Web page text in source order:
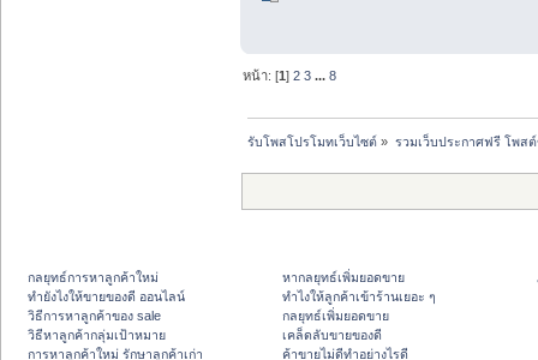
หน้า: [1]2 3 ...8
รับโพสโปรโมทเว็บไซต์ » รวมเว็บประกาศฟรี โพส
กลยุทธ์การหาลูกค้าใหม่
ทํายังไงให้ขายของดี ออนไลน์
วิธีการหาลูกค้าของ sale
วิธีหาลูกค้ากลุ่มเป้าหมาย
การหาลูกค้าใหม่ รักษาลูกค้าเก่า
หากลยุทธ์เพิ่มยอดขาย
ทําไงให้ลูกค้าเข้าร้านเยอะ ๆ
กลยุทธ์เพิ่มยอดขาย
เคล็ดลับขายของดี
ค้าขายไม่ดีทำอย่างไรดี